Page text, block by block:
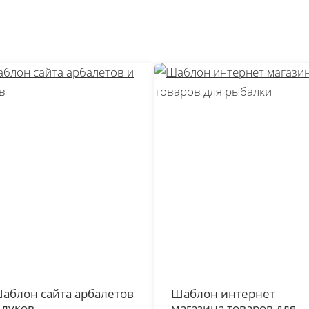
сайта арбалетов
Шаблон интернет